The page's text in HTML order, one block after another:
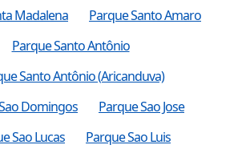
Madalena
Parque Santo Amaro
Parque Santo Antônio
Santo Antônio (Aricanduva)
Domingos
Parque Sao Jose
Sao Lucas
Parque Sao Luis